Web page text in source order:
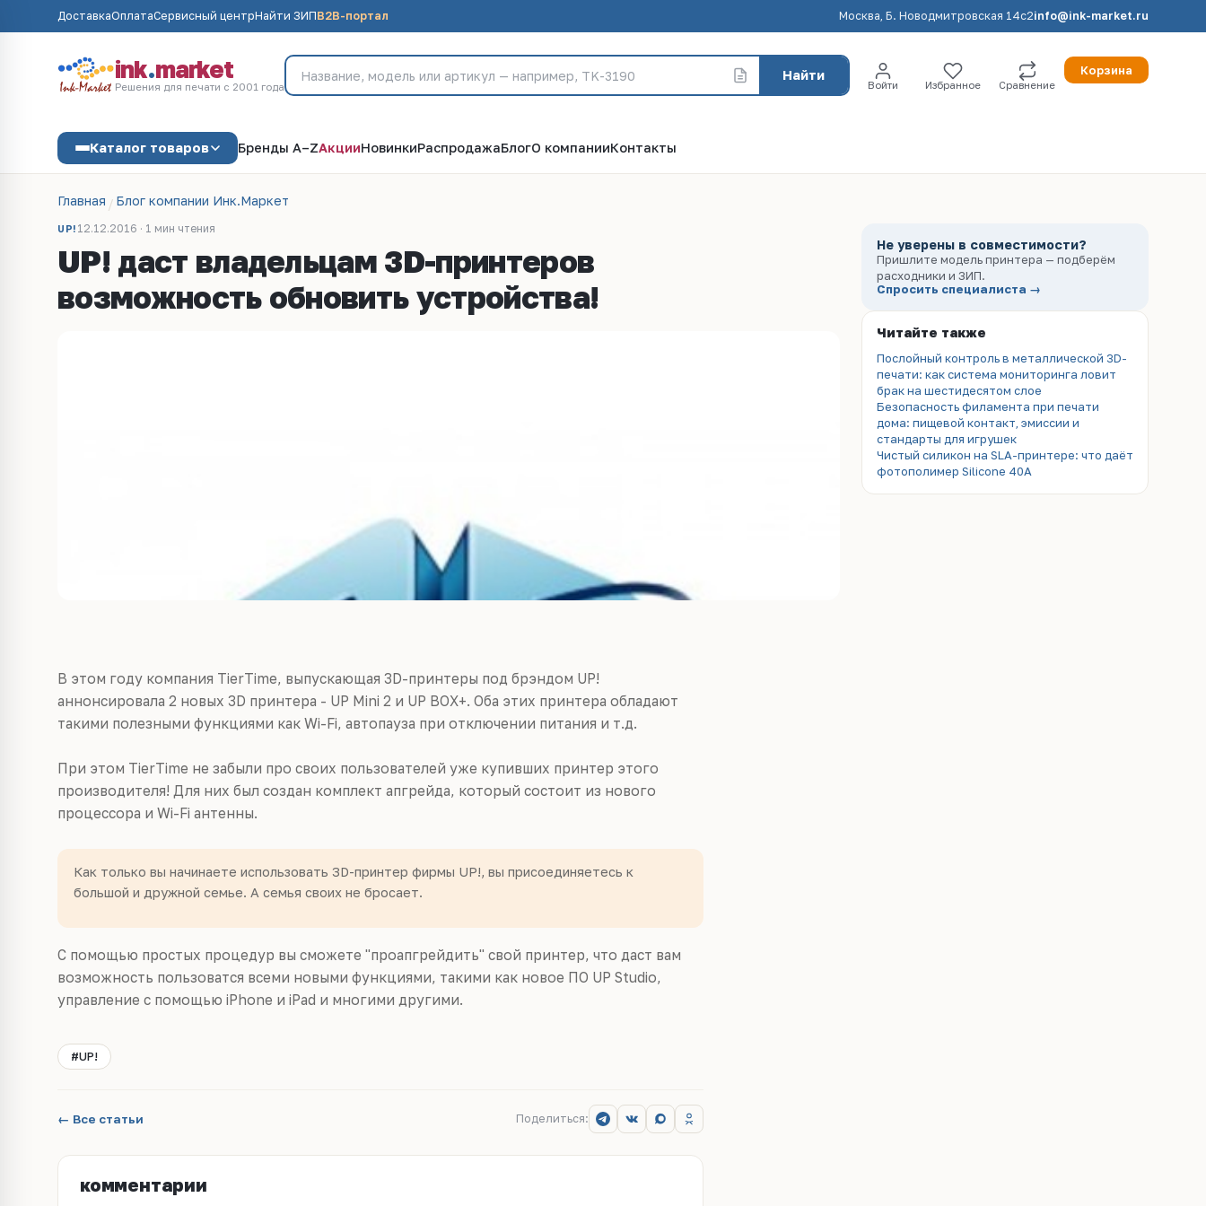
ДоставкаОплатаСервисный центрНайти ЗИПB2B-портал Москва, Б. Новодмитровская 14с2info@ink-market.ru
ink.market
Решения для печати с 2001 года
Найти
Войти Избранное Сравнение
Корзина
Каталог товаров Бренды A–ZАкцииНовинкиРаспродажаБлогО компанииКонтакты
Главная Блог компании Инк.Маркет
UP! 12.12.2016 · 1 мин чтения
UP! даст владельцам 3D-принтеров
возможность обновить устройства!
В этом году компания TierTime, выпускающая 3D-принтеры под брэндом UP!
аннонсировала 2 новых 3D принтера - UP Mini 2 и UP BOX+. Оба этих принтера обладают
такими полезными функциями как Wi-Fi, автопауза при отключении питания и т.д.
При этом TierTime не забыли про своих пользователей уже купивших принтер этого
производителя! Для них был создан комплект апгрейда, который состоит из нового
процессора и Wi-Fi антенны.
Как только вы начинаете использовать 3D-принтер фирмы UP!, вы присоединяетесь к
большой и дружной семье. А семья своих не бросает.
С помощью простых процедур вы сможете "проапгрейдить" свой принтер, что даст вам
возможность пользоватся всеми новыми функциями, такими как новое ПО UP Studio,
управление с помощью iPhone и iPad и многими другими.
#UP!
← Все статьи Поделиться:
комментарии
Не уверены в совместимости?
Пришлите модель принтера — подберём
расходники и ЗИП.
Спросить специалиста →
Читайте также
Послойный контроль в металлической 3D-
печати: как система мониторинга ловит
брак на шестидесятом слое
Безопасность филамента при печати
дома: пищевой контакт, эмиссии и
стандарты для игрушек
Чистый силикон на SLA-принтере: что даёт
фотополимер Silicone 40A